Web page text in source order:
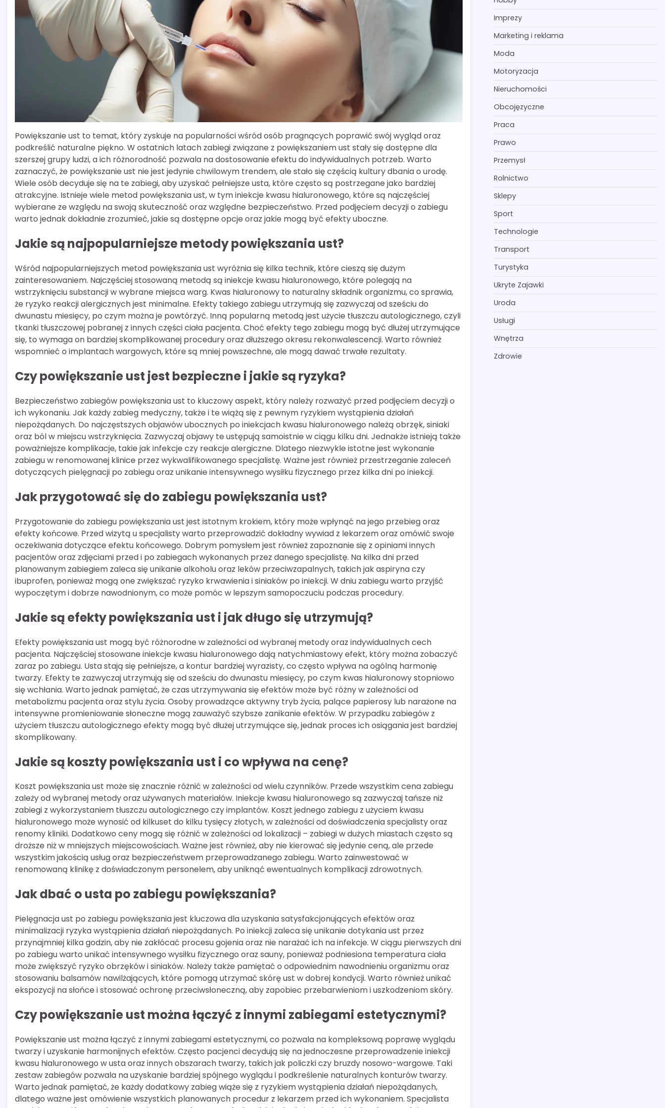
Powiększanie ust to temat, który zyskuje na popularności wśród osób pragnących poprawić swój wygląd oraz
podkreślić naturalne piękno. W ostatnich latach zabiegi związane z powiększaniem ust stały się dostępne dla
szerszej grupy ludzi, a ich różnorodność pozwala na dostosowanie efektu do indywidualnych potrzeb. Warto
zaznaczyć, że powiększanie ust nie jest jedynie chwilowym trendem, ale stało się częścią kultury dbania o urodę.
Wiele osób decyduje się na te zabiegi, aby uzyskać pełniejsze usta, które często są postrzegane jako bardziej
atrakcyjne. Istnieje wiele metod powiększania ust, w tym iniekcje kwasu hialuronowego, które są najczęściej
wybierane ze względu na swoją skuteczność oraz względne bezpieczeństwo. Przed podjęciem decyzji o zabiegu
warto jednak dokładnie zrozumieć, jakie są dostępne opcje oraz jakie mogą być efekty uboczne.
Jakie są najpopularniejsze metody powiększania ust?
Wśród najpopularniejszych metod powiększania ust wyróżnia się kilka technik, które cieszą się dużym
zainteresowaniem. Najczęściej stosowaną metodą są iniekcje kwasu hialuronowego, które polegają na
wstrzyknięciu substancji w wybrane miejsca warg. Kwas hialuronowy to naturalny składnik organizmu, co sprawia,
że ryzyko reakcji alergicznych jest minimalne. Efekty takiego zabiegu utrzymują się zazwyczaj od sześciu do
dwunastu miesięcy, po czym można je powtórzyć. Inną popularną metodą jest użycie tłuszczu autologicznego, czyli
tkanki tłuszczowej pobranej z innych części ciała pacjenta. Choć efekty tego zabiegu mogą być dłużej utrzymujące
się, to wymaga on bardziej skomplikowanej procedury oraz dłuższego okresu rekonwalescencji. Warto również
wspomnieć o implantach wargowych, które są mniej powszechne, ale mogą dawać trwałe rezultaty.
Czy powiększanie ust jest bezpieczne i jakie są ryzyka?
Bezpieczeństwo zabiegów powiększania ust to kluczowy aspekt, który należy rozważyć przed podjęciem decyzji o
ich wykonaniu. Jak każdy zabieg medyczny, także i te wiążą się z pewnym ryzykiem wystąpienia działań
niepożądanych. Do najczęstszych objawów ubocznych po iniekcjach kwasu hialuronowego należą obrzęk, siniaki
oraz ból w miejscu wstrzyknięcia. Zazwyczaj objawy te ustępują samoistnie w ciągu kilku dni. Jednakże istnieją także
poważniejsze komplikacje, takie jak infekcje czy reakcje alergiczne. Dlatego niezwykle istotne jest wykonanie
zabiegu w renomowanej klinice przez wykwalifikowanego specjalistę. Ważne jest również przestrzeganie zaleceń
dotyczących pielęgnacji po zabiegu oraz unikanie intensywnego wysiłku fizycznego przez kilka dni po iniekcji.
Jak przygotować się do zabiegu powiększania ust?
Przygotowanie do zabiegu powiększania ust jest istotnym krokiem, który może wpłynąć na jego przebieg oraz
efekty końcowe. Przed wizytą u specjalisty warto przeprowadzić dokładny wywiad z lekarzem oraz omówić swoje
oczekiwania dotyczące efektu końcowego. Dobrym pomysłem jest również zapoznanie się z opiniami innych
pacjentów oraz zdjęciami przed i po zabiegach wykonanych przez danego specjalistę. Na kilka dni przed
planowanym zabiegiem zaleca się unikanie alkoholu oraz leków przeciwzapalnych, takich jak aspiryna czy
ibuprofen, ponieważ mogą one zwiększać ryzyko krwawienia i siniaków po iniekcji. W dniu zabiegu warto przyjść
wypoczętym i dobrze nawodnionym, co może pomóc w lepszym samopoczuciu podczas procedury.
Jakie są efekty powiększania ust i jak długo się utrzymują?
Efekty powiększania ust mogą być różnorodne w zależności od wybranej metody oraz indywidualnych cech
pacjenta. Najczęściej stosowane iniekcje kwasu hialuronowego dają natychmiastowy efekt, który można zobaczyć
zaraz po zabiegu. Usta stają się pełniejsze, a kontur bardziej wyrazisty, co często wpływa na ogólną harmonię
twarzy. Efekty te zazwyczaj utrzymują się od sześciu do dwunastu miesięcy, po czym kwas hialuronowy stopniowo
się wchłania. Warto jednak pamiętać, że czas utrzymywania się efektów może być różny w zależności od
metabolizmu pacjenta oraz stylu życia. Osoby prowadzące aktywny tryb życia, palące papierosy lub narażone na
intensywne promieniowanie słoneczne mogą zauważyć szybsze zanikanie efektów. W przypadku zabiegów z
użyciem tłuszczu autologicznego efekty mogą być dłużej utrzymujące się, jednak proces ich osiągania jest bardziej
skomplikowany.
Jakie są koszty powiększania ust i co wpływa na cenę?
Koszt powiększania ust może się znacznie różnić w zależności od wielu czynników. Przede wszystkim cena zabiegu
zależy od wybranej metody oraz używanych materiałów. Iniekcje kwasu hialuronowego są zazwyczaj tańsze niż
zabiegi z wykorzystaniem tłuszczu autologicznego czy implantów. Koszt jednego zabiegu z użyciem kwasu
hialuronowego może wynosić od kilkuset do kilku tysięcy złotych, w zależności od doświadczenia specjalisty oraz
renomy kliniki. Dodatkowo ceny mogą się różnić w zależności od lokalizacji – zabiegi w dużych miastach często są
droższe niż w mniejszych miejscowościach. Ważne jest również, aby nie kierować się jedynie ceną, ale przede
wszystkim jakością usług oraz bezpieczeństwem przeprowadzanego zabiegu. Warto zainwestować w
renomowaną klinikę z doświadczonym personelem, aby uniknąć ewentualnych komplikacji zdrowotnych.
Jak dbać o usta po zabiegu powiększania?
Pielęgnacja ust po zabiegu powiększania jest kluczowa dla uzyskania satysfakcjonujących efektów oraz
minimalizacji ryzyka wystąpienia działań niepożądanych. Po iniekcji zaleca się unikanie dotykania ust przez
przynajmniej kilka godzin, aby nie zakłócać procesu gojenia oraz nie narażać ich na infekcje. W ciągu pierwszych dni
po zabiegu warto unikać intensywnego wysiłku fizycznego oraz sauny, ponieważ podniesiona temperatura ciała
może zwiększyć ryzyko obrzęków i siniaków. Należy także pamiętać o odpowiednim nawodnieniu organizmu oraz
stosowaniu balsamów nawilżających, które pomogą utrzymać skórę ust w dobrej kondycji. Warto również unikać
ekspozycji na słońce i stosować ochronę przeciwsłoneczną, aby zapobiec przebarwieniom i uszkodzeniom skóry.
Czy powiększanie ust można łączyć z innymi zabiegami estetycznymi?
Powiększanie ust można łączyć z innymi zabiegami estetycznymi, co pozwala na kompleksową poprawę wyglądu
twarzy i uzyskanie harmonijnych efektów. Często pacjenci decydują się na jednoczesne przeprowadzenie iniekcji
kwasu hialuronowego w usta oraz innych obszarach twarzy, takich jak policzki czy bruzdy nosowo-wargowe. Taki
zestaw zabiegów pozwala na uzyskanie bardziej spójnego wyglądu i podkreślenie naturalnych konturów twarzy.
Warto jednak pamiętać, że każdy dodatkowy zabieg wiąże się z ryzykiem wystąpienia działań niepożądanych,
dlatego ważne jest omówienie wszystkich planowanych procedur z lekarzem przed ich wykonaniem. Specjalista
Imprezy
Marketing i reklama
Moda
Motoryzacja
Nieruchomości
Obcojęzyczne
Praca
Prawo
Przemysł
Rolnictwo
Sklepy
Sport
Technologie
Transport
Turystyka
Ukryte Zajawki
Uroda
Usługi
Wnętrza
Zdrowie